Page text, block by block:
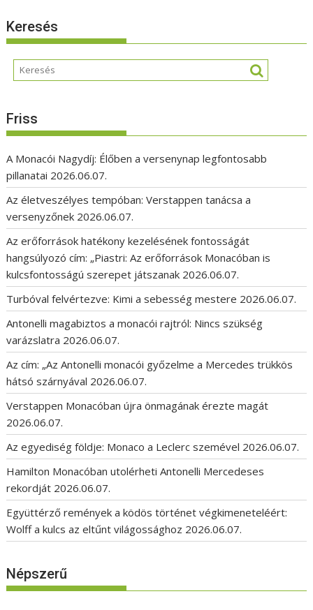
Keresés
Friss
A Monacói Nagydíj: Élőben a versenynap legfontosabb
pillanatai 2026.06.07.
Az életveszélyes tempóban: Verstappen tanácsa a
versenyzőnek 2026.06.07.
Az erőforrások hatékony kezelésének fontosságát
hangsúlyozó cím: „Piastri: Az erőforrások Monacóban is
kulcsfontosságú szerepet játszanak 2026.06.07.
Turbóval felvértezve: Kimi a sebesség mestere 2026.06.07.
Antonelli magabiztos a monacói rajtról: Nincs szükség
varázslatra 2026.06.07.
Az cím: „Az Antonelli monacói győzelme a Mercedes trükkös
hátsó szárnyával 2026.06.07.
Verstappen Monacóban újra önmagának érezte magát
2026.06.07.
Az egyediség földje: Monaco a Leclerc szemével 2026.06.07.
Hamilton Monacóban utolérheti Antonelli Mercedeses
rekordját 2026.06.07.
Együttérző remények a ködös történet végkimeneteléért:
Wolff a kulcs az eltűnt világossághoz 2026.06.07.
Népszerű